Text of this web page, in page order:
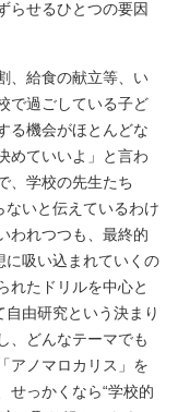
らせるひとつの要因
、給食の献立等、い
で過ごしている子ど
る機会がほとんどな
めていいよ」と言わ
、学校の先生たち
ないと伝えているわけ
われつつも、最終的
に吸い込まれていくの
れたドリルを中心と
自由研究という決まり
、どんなテーマでも
アノマロカリス」を
せっかくなら“学校的